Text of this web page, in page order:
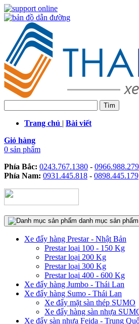
Trang chủ | Bài viết
Giỏ hàng
0 sản phẩm
Phía Bắc: 0243.767.1380 - 0966.988.279
Phía Nam: 0931.445.818 - 0898.445.179
danh mục sản phẩm
Xe đẩy hàng Prestar - Nhật Bản
Prestar loại 100 - 150 Kg
Prestar loại 200 Kg
Prestar loại 300 Kg
Prestar loại 400 - 600 Kg
Xe đẩy hàng Jumbo - Thái Lan
Xe đẩy hàng Sumo - Thái Lan
Xe đẩy mặt sàn thép SUMO
Xe đẩy hàng sàn nhựa
Xe đẩy sàn nhựa Feida - Trung